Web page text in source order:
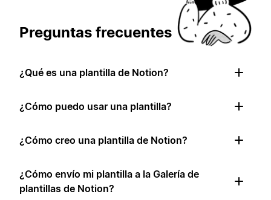
Preguntas frecuentes
¿Qué es una plantilla de Notion?
¿Cómo puedo usar una plantilla?
¿Cómo creo una plantilla de Notion?
¿Cómo envío mi plantilla a la Galería de
plantillas de Notion?